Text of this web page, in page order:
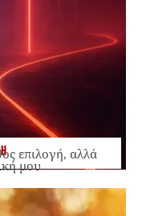
επιλογή, αλλά
μου